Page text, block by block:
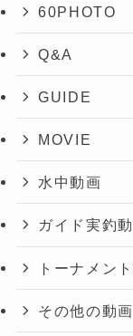
60PHOTO
Q&A
GUIDE
MOVIE
水中動画
ガイド実釣
トーナメン
その他の動画